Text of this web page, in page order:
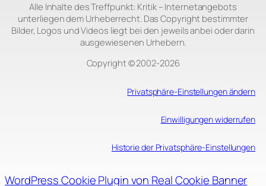
Alle Inhalte des Treffpunkt: Kritik – Internetangebots
unterliegen dem Urheberrecht. Das Copyright bestimmter
Bilder, Logos und Videos liegt bei den jeweils anbei oder darin
ausgewiesenen Urhebern.
Copyright © 2002‑2026
Privatsphäre-Einstellungen ändern
Einwilligungen widerrufen
Historie der Privatsphäre-Einstellungen
WordPress Cookie Plugin von Real Cookie Banner